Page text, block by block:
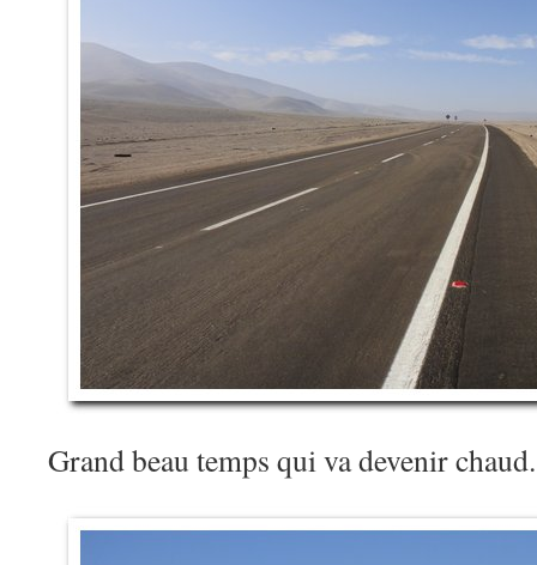
Grand beau temps qui va devenir chaud.